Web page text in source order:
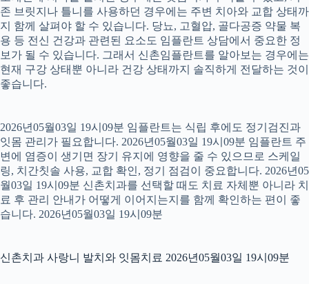
존 브릿지나 틀니를 사용하던 경우에는 주변 치아와 교합 상태까
지 함께 살펴야 할 수 있습니다. 당뇨, 고혈압, 골다공증 약물 복
용 등 전신 건강과 관련된 요소도 임플란트 상담에서 중요한 정
보가 될 수 있습니다. 그래서 신촌임플란트를 알아보는 경우에는
현재 구강 상태뿐 아니라 건강 상태까지 솔직하게 전달하는 것이
좋습니다.
2026년05월03일 19시09분 임플란트는 식립 후에도 정기검진과
잇몸 관리가 필요합니다. 2026년05월03일 19시09분 임플란트 주
변에 염증이 생기면 장기 유지에 영향을 줄 수 있으므로 스케일
링, 치간칫솔 사용, 교합 확인, 정기 점검이 중요합니다. 2026년05
월03일 19시09분 신촌치과를 선택할 때도 치료 자체뿐 아니라 치
료 후 관리 안내가 어떻게 이어지는지를 함께 확인하는 편이 좋
습니다. 2026년05월03일 19시09분
신촌치과 사랑니 발치와 잇몸치료 2026년05월03일 19시09분